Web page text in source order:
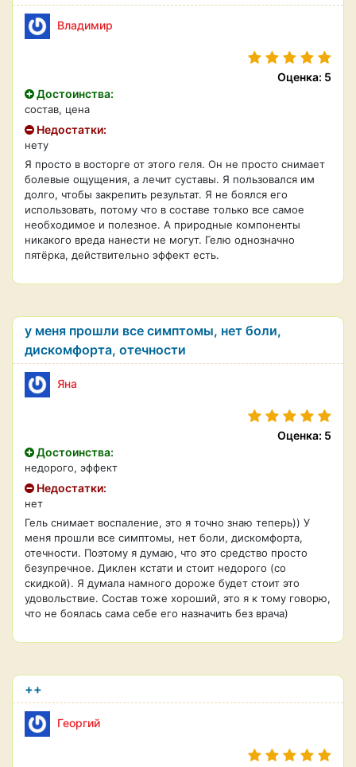
Владимир
Оценка: 5
Достоинства:
состав, цена
Недостатки:
нету
Я просто в восторге от этого геля. Он не просто снимает
болевые ощущения, а лечит суставы. Я пользовался им
долго, чтобы закрепить результат. Я не боялся его
использовать, потому что в составе только все самое
необходимое и полезное. А природные компоненты
никакого вреда нанести не могут. Гелю однозначно
пятёрка, действительно эффект есть.
у меня прошли все симптомы, нет боли,
дискомфорта, отечности
Яна
Оценка: 5
Достоинства:
недорого, эффект
Недостатки:
нет
Гель снимает воспаление, это я точно знаю теперь)) У
меня прошли все симптомы, нет боли, дискомфорта,
отечности. Поэтому я думаю, что это средство просто
безупречное. Диклен кстати и стоит недорого (со
скидкой). Я думала намного дороже будет стоит это
удовольствие. Состав тоже хороший, это я к тому говорю,
что не боялась сама себе его назначить без врача)
++
Георгий